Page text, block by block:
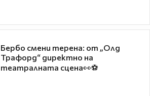
Бербо смени терена: от „Олд
Трафорд“ директно на
театралната сцена👀⚽